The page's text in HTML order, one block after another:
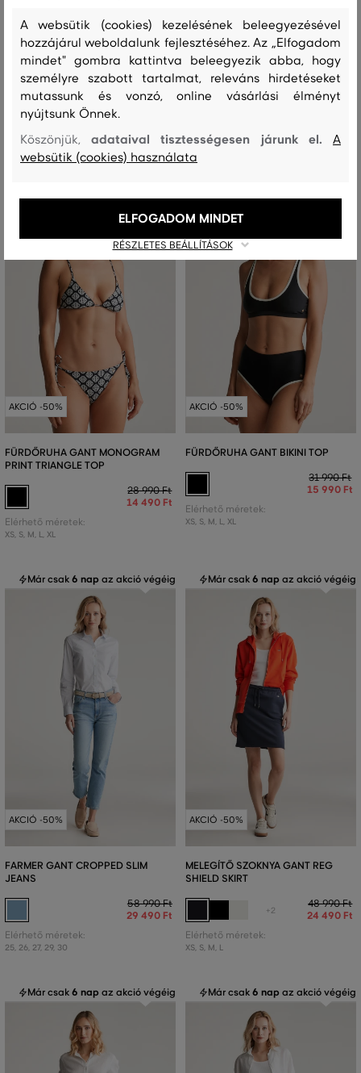
FARMER GANT SLIM CROPPED
WHITE JEANS
67 990 Ft
33 990 Ft
Elérhető méretek:
27 28 29 +2 további
RUHA GANT REG LINEN SS SHIRT
87 990 Ft
43 990 Ft
Már csak6 napaz akció végéig
AKCIÓ -50%
FÜRDŐRUHA GANT MONOGRAM
PRINT TRIANGLE TOP
28 990 Ft
14 490 Ft
Elérhető méretek:
XS, S, M, L, XL
AKCIÓ -50%
FÜRDŐRUHA GANT BIKINI TOP
31 990 Ft
15 990 Ft
Elérhető méretek:
XS, S, M, L, XL
Már csak6 nap az akció végéig
AKCIÓ -50%
FARMER GANT CROPPED SLIM
JEANS
58 990 Ft
29 490 Ft
Elérhető méretek:
25, 26, 27, 29, 30
Már csak6 nap az akció végéig
AKCIÓ -50%
MELEGÍTŐ SZOKNYA GANT REG
SHIELD SKIRT
+2
48 990 Ft
24 490 Ft
Elérhető méretek:
XS, S, M, L
Már csak6 nap az akció végéig Már csak6 nap az akció végéig
A websütik (cookies) kezelésének beleegyezésével
hozzájárul weboldalunk fejlesztéséhez. Az „Elfogadom
mindet" gombra kattintva beleegyezik abba, hogy
személyre szabott tartalmat, releváns hirdetéseket
mutassunk és vonzó, online vásárlási élményt
nyújtsunk Önnek.
Köszönjük,adataival tisztességesen járunk el.A
websütik (cookies) használata
RÉSZLETES BEÁLLÍTÁSOK
ELFOGADOM MINDET